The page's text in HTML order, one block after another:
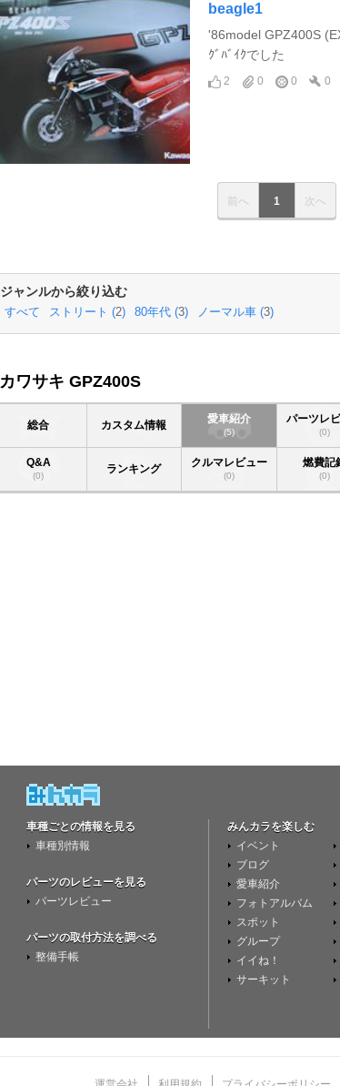
beagle1
'86model GPZ400S
ｸﾞﾊﾞｲｸでした
2 0 0 0
前へ 1 次へ
ジャンルから絞り込む
すべて ストリート (2) 80年代 (3) ノーマル車 (3)
カワサキ GPZ400S
総合 カスタム情報
愛車紹介
(5)
パーツレ
(0)
Q&A
(0) ランキング
クルマレビュー
(0)
燃費記
(0)
車種ごとの情報を見る
車種別情報
パーツのレビューを見る
パーツレビュー
パーツの取付方法を調べる
整備手帳
みんカラを楽しむ
イベント
ブログ
愛車紹介
フォトアルバム
スポット
グループ
イイね！
サーキット